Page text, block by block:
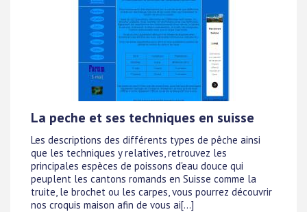
La peche et ses techniques en suisse
Les descriptions des différents types de pêche ainsi
que les techniques y relatives, retrouvez les
principales espèces de poissons d'eau douce qui
peuplent les cantons romands en Suisse comme la
truite, le brochet ou les carpes, vous pourrez découvrir
nos croquis maison afin de vous ai[...]